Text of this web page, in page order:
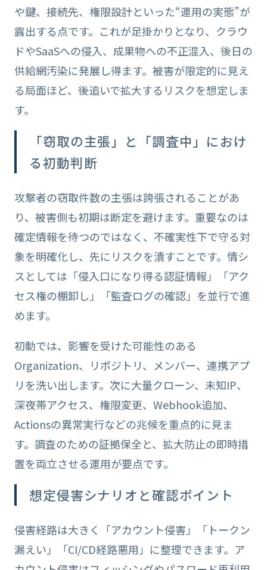
や鍵、接続先、権限設計といった“運用の実態”が
露出する点です。これが足掛かりとなり、クラウ
ドやSaaSへの侵入、成果物への不正混入、後日の
供給網汚染に発展し得ます。被害が限定的に見え
る局面ほど、後追いで拡大するリスクを想定しま
す。
「窃取の主張」と「調査中」におけ
る初動判断
攻撃者の窃取件数の主張は誇張されることがあ
り、被害側も初期は断定を避けます。重要なのは
確定情報を待つのではなく、不確実性下で守る対
象を明確化し、先にリスクを潰すことです。情シ
スとしては「侵入口になり得る認証情報」「アク
セス権の棚卸し」「監査ログの確認」を並行で進
めます。
初動では、影響を受けた可能性のある
Organization、リポジトリ、メンバー、連携アプ
リを洗い出します。次に大量クローン、未知IP、
深夜帯アクセス、権限変更、Webhook追加、
Actionsの異常実行などの兆候を重点的に見ま
す。調査のための証拠保全と、拡大防止の即時措
置を両立させる運用が要点です。
想定侵害シナリオと確認ポイント
侵害経路は大きく「アカウント侵害」「トークン
漏えい」「CI/CD経路悪用」に整理できます。ア